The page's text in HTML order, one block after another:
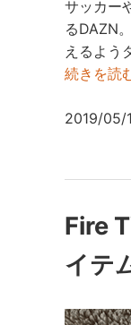
サッカー
るDAZN
えるよう
続きを読
2019/05/
Fire
イテ